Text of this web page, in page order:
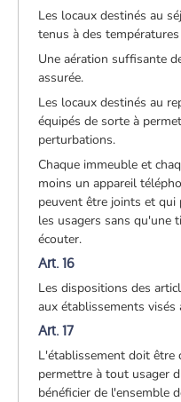
Les locaux destinés au
tenus à des
Une aération suffisante
assurée.
Les locaux destinés au
équipés de sorte à
perturbations.
Chaque immeuble et
moins un appareil
peuvent être joints et
les usagers sans qu'une
écouter.
Art. 16
Les dispositions des
aux établissements
Art. 17
L'établissement doit être
permettre à tout usager
bénéficier de l'ensemble